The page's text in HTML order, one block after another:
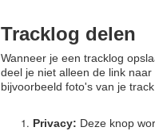
Tracklog delen
Wanneer je een tracklog
deel je niet alleen de link
bijvoorbeeld foto's van je
Privacy: Deze knop